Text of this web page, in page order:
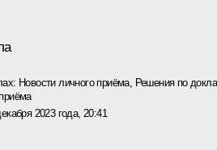
Новости личного приёма, Решения по
2023 года, 20:41